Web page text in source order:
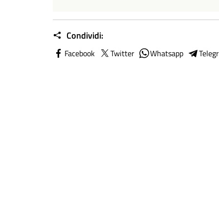
Condividi:
Facebook Twitter Whatsapp